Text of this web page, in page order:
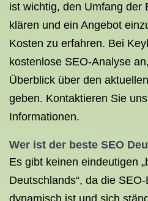
ist wichtig, den Umfang der
klären und ein Angebot
Kosten zu erfahren. Bei
kostenlose SEO-Analyse
Überblick über den
geben. Kontaktieren Sie
Informationen.
Wer ist der beste SEO
Es gibt keinen eindeutigen
Deutschlands“, da die
dynamisch ist und sich